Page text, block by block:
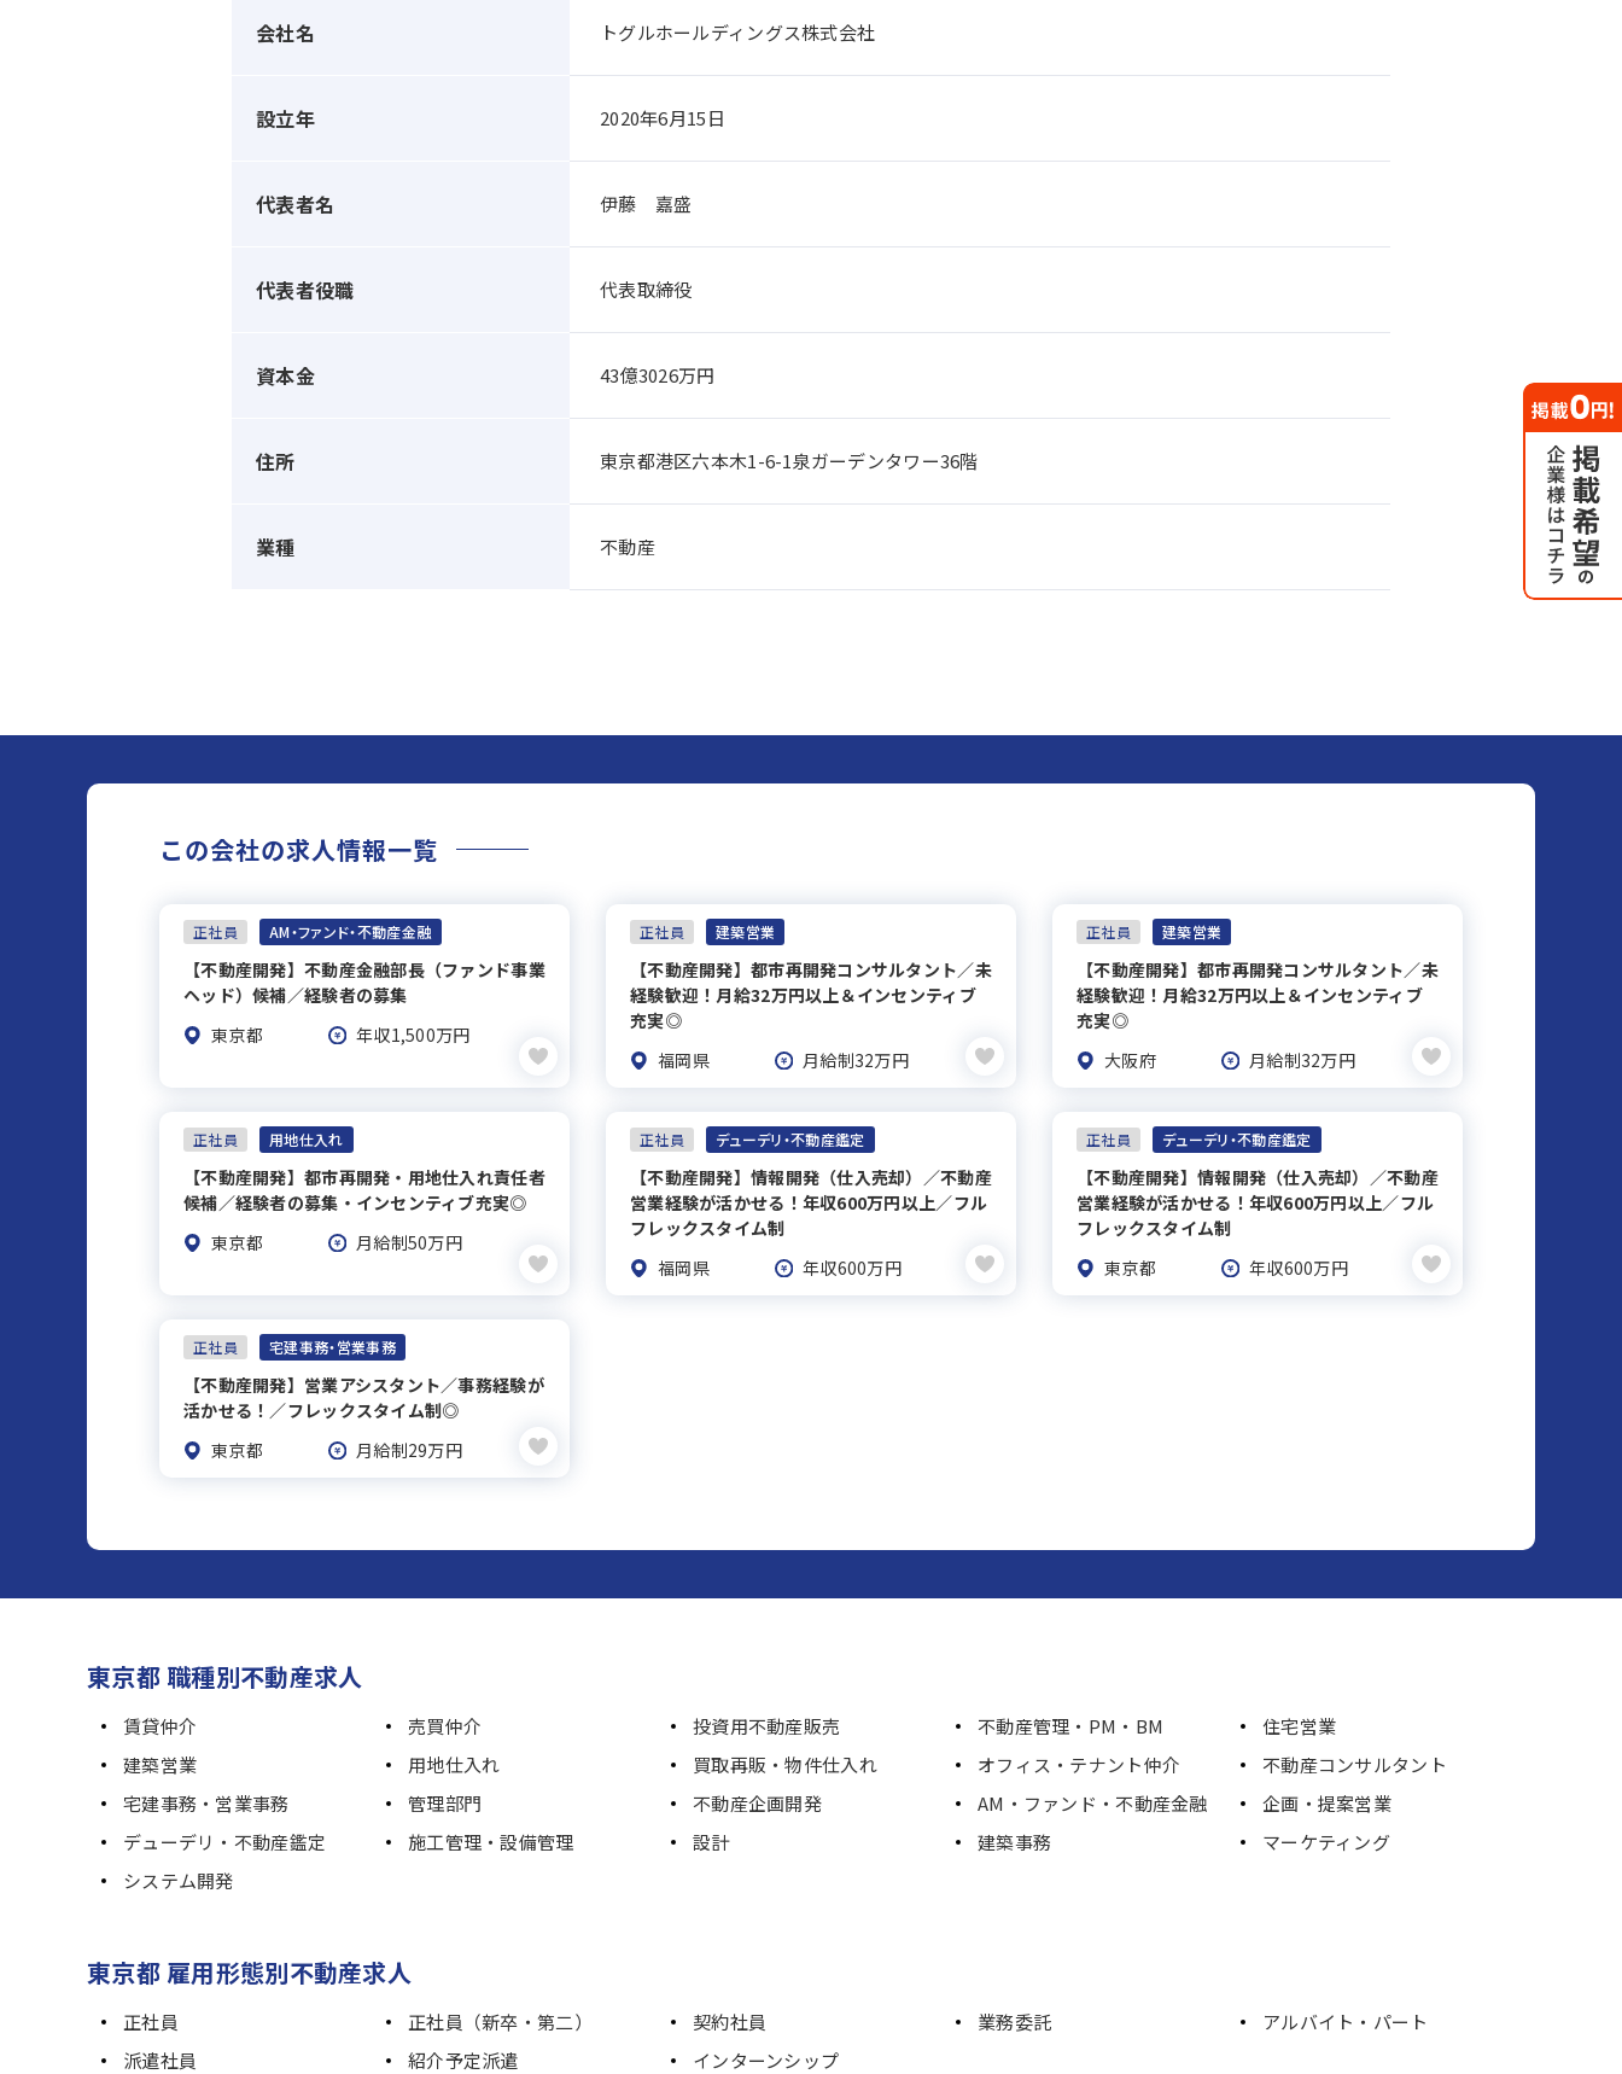
会社名 トグルホールディングス株式会社
設立年 2020年6月15日
代表者名 伊藤 嘉盛
代表者役職 代表取締役
資本金 43億3026万円
住所 東京都港区六本木1-6-1泉ガーデンタワー36階
業種 不動産
この会社の求人情報一覧
正社員 AM・ファンド・不動産金融
【不動産開発】不動産金融部長（ファンド事業
ヘッド）候補／経験者の募集
東京都
年収1,500万円
正社員 建築営業
【不動産開発】都市再開発コンサルタント／未
経験歓迎！月給32万円以上＆インセンティブ
充実◎
福岡県
月給制32万円
正社員 建築営業
【不動産開発】都市再開発コンサルタント／未
経験歓迎！月給32万円以上＆インセンティブ
充実◎
大阪府
月給制32万円
正社員 用地仕入れ
【不動産開発】都市再開発・用地仕入れ責任者
候補／経験者の募集・インセンティブ充実◎
東京都
月給制50万円
正社員 デューデリ・不動産鑑定
【不動産開発】情報開発（仕入売却）／不動産
営業経験が活かせる！年収600万円以上／フル
フレックスタイム制
福岡県
年収600万円
正社員 デューデリ・不動産鑑定
【不動産開発】情報開発（仕入売却）／不動産
営業経験が活かせる！年収600万円以上／フル
フレックスタイム制
東京都
年収600万円
正社員 宅建事務・営業事務
【不動産開発】営業アシスタント／事務経験が
活かせる！／フレックスタイム制◎
東京都
月給制29万円
東京都 職種別不動産求人
賃貸仲介 売買仲介 投資用不動産販売 不動産管理・PM・BM
住宅営業
建築営業
用地仕入れ 買取再販・物件仕入れ オフィス・テナント仲介
不動産コンサルタント
宅建事務・営業事務
管理部門 不動産企画開発 AM・ファンド・不動産金融
企画・提案営業
デューデリ・不動産鑑定
施工管理・設備管理 設計 建築事務
マーケティング
システム開発
東京都 雇用形態別不動産求人
正社員 正社員（新卒・第二） 契約社員 業務委託
アルバイト・パート
派遣社員
紹介予定派遣 インターンシップ